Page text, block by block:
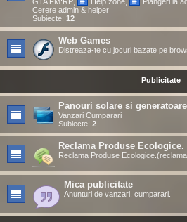
Cerere admin & helper
Subiecte: 12
Web Games
Distreaza-te cu jocuri bazate pe
Publicitate
Panouri solare si
Vanzari Cumparari
Subiecte: 2
Reclama Produse Ecologice.
Reclama Produse
Mica publicitate
Anunturi de vanzari, cumparari.